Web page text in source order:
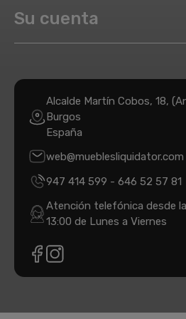
Su cuenta
Alcalde Martín Cobos, 18,
Burgos
España
web@mueblesliquidator.com
947 414 599 - 646 52 57 81
Atención telefónica desde
13:00 de Lunes a Viernes